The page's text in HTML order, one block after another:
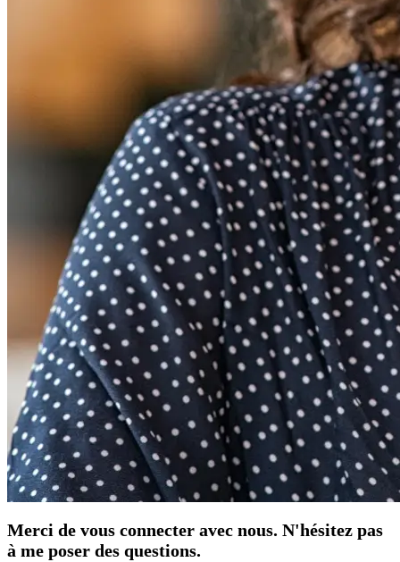
Merci de vous connecter avec nous. N'hésitez pas
à me poser des questions.